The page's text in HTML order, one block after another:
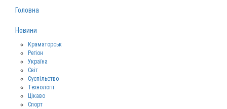
Головна
Новини
Краматорськ
Регіон
Україна
Світ
Суспільство
Технології
Цікаво
Спорт